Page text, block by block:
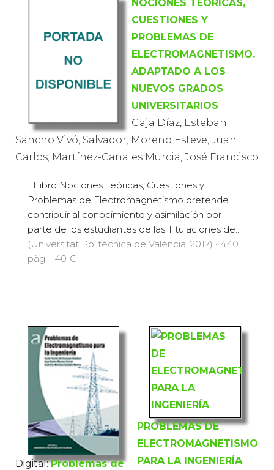
NOCIONES TEÓRICAS,
CUESTIONES Y
PROBLEMAS DE
ELECTROMAGNETISMO.
ADAPTADO A LOS
NUEVOS GRADOS
UNIVERSITARIOS
Gaja Díaz, Esteban;
Sancho Vivó, Salvador; Moreno Esteve, Juan
Carlos; Martínez-Canales Murcia, José Francisco
El libro Nociones Teóricas, Cuestiones y
Problemas de Electromagnetismo pretende
contribuir al conocimiento y asimilación por
parte de los estudiantes de las Titulaciones de...
(Universitat Politècnica de València, 2017) · 440
pàg. · 40 €
Digital: Problemas de
PROBLEMAS DE
ELECTROMAGNETISMO
PARA LA INGENIERÍA